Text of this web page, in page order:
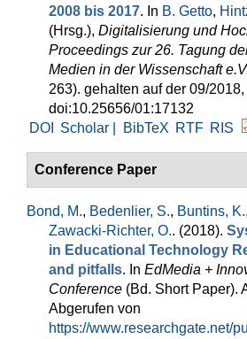
2008 bis 2017. In B. Getto,
(Hrsg.), Digitalisierung und
Proceedings zur 26. Tagung
Medien in der Wissenschaft
263). gehalten auf der 09/
doi:10.25656/01:17132
DOI
Scholar | BibTeX RTF RIS
Conference Paper
Bond, M., Bedenlier, S., Buntins, K.,
Zawacki-Richter, O.. (2018).
in Educational Technology
and pitfalls. In EdMedia +
Conference (Bd. Short Paper).
Abgerufen von
https://www.researchgate.net/